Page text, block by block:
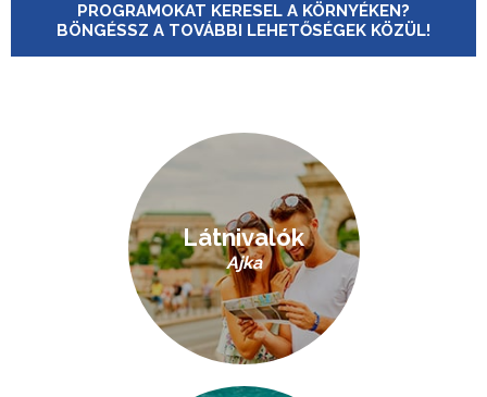
PROGRAMOKAT KERESEL A KÖRNYÉKEN?
BÖNGÉSSZ A TOVÁBBI LEHETŐSÉGEK KÖZÜL!
Látnivalók
Ajka